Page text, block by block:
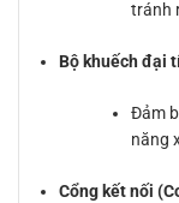
tránh
Bộ khuếch đại
Đảm
năng
Cổng kết nối